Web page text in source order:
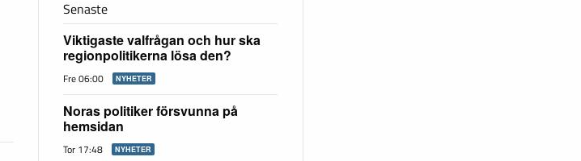
Senaste
Viktigaste valfrågan och hur ska
regionpolitikerna lösa den?
Fre 06:00 NYHETER
Noras politiker försvunna på
hemsidan
Tor 17:48 NYHETER